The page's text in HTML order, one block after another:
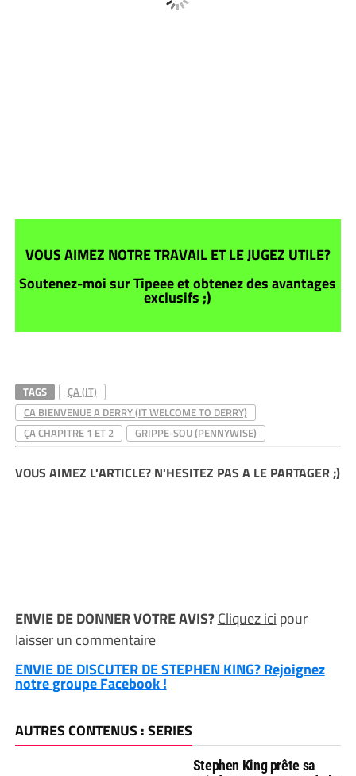
VOUS AIMEZ NOTRE TRAVAIL ET LE JUGEZ UTILE?
Soutenez-moi sur Tipeee et obtenez des avantages
exclusifs ;)
TAGS
ÇA (IT)
CA BIENVENUE A DERRY (IT WELCOME TO DERRY)
ÇA CHAPITRE 1 ET 2
GRIPPE-SOU (PENNYWISE)
VOUS AIMEZ L'ARTICLE? N'HESITEZ PAS A LE PARTAGER ;)
ENVIE DE DONNER VOTRE AVIS?Cliquez ici pour
laisser un commentaire
ENVIE DE DISCUTER DE STEPHEN KING? Rejoignez
notre groupe Facebook !
AUTRES CONTENUS : SERIES
Stephen King prête sa